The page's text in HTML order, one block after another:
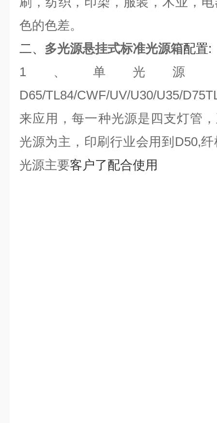
色的色差。
二、 多光源悬挂式标准光源箱配置:
1、单光源
D65/TL84/CWF/UV/U30/U35/
来应用，每一种光源是四支灯管
光源为主，印刷行业会用到D50,
光源主要客户了配合使用